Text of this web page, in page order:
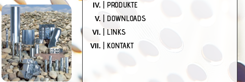
| PRODUKTE
| DOWNLOADS
| LINKS
| KONTAKT